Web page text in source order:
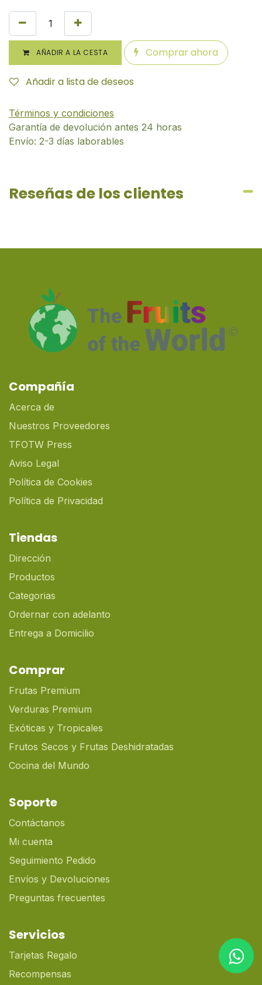
AÑADIR A LA CESTA Comprar ahora
Añadir a lista de deseos
Términos y condiciones
Garantía de devolución antes 24 horas
Envío: 2-3 días laborables
Reseñas de los clientes
Compañía
Acerca de
Nuestros Proveedores
TFOTW Press
Aviso Legal
Política de Cookies
Política de Privacidad
Tiendas
Dirección
Productos
Categorias
Ordernar con adelanto
Entrega a Domicilio
Comprar
Frutas Premium
Verduras Premium
Exóticas y Tropicales
Frutos Secos y Frutas Deshidratadas
Cocina del Mundo
Soporte
Contáctanos
Mi cuenta
Seguimiento Pedido
Envíos y Devoluciones
Preguntas frecuentes
Servicios
Tarjetas Regalo
Recompensas